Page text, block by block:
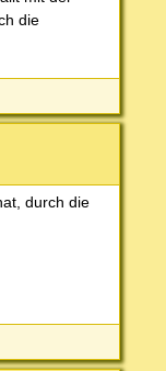
die
durch die